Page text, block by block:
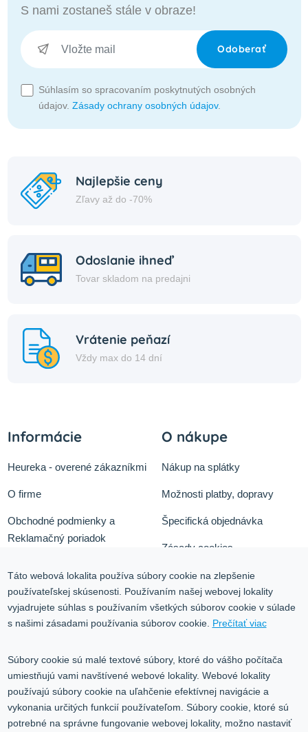
S nami zostaneš stále v obraze!
Odoberať
Súhlasím so spracovaním poskytnutých osobných
údajov. Zásady ochrany osobných údajov.
Najlepšie ceny
Zľavy až do -70%
Odoslanie ihneď
Tovar skladom na predajni
Vrátenie peňazí
Vždy max do 14 dní
Informácie
Heureka - overené zákazníkmi
O firme
Obchodné podmienky a
Reklamačný poriadok
Služby
Kontakt
O nákupe
Nákup na splátky
Možnosti platby, dopravy
Špecifická objednávka
Zásady cookies
Ochrana osobných údajov
Blog
Kontakt
Volgogradská 9, 08001 Prešov
0917 353 303
Táto webová lokalita používa súbory cookie na zlepšenie
používateľskej skúsenosti. Používaním našej webovej lokality
vyjadrujete súhlas s používaním všetkých súborov cookie v súlade
s našimi zásadami používania súborov cookie. Prečítať viac
Súbory cookie sú malé textové súbory, ktoré do vášho počítača
umiestňujú vami navštívené webové lokality. Webové lokality
používajú súbory cookie na uľahčenie efektívnej navigácie a
vykonania určitých funkcií používateľom. Súbory cookie, ktoré sú
potrebné na správne fungovanie webovej lokality, možno nastaviť